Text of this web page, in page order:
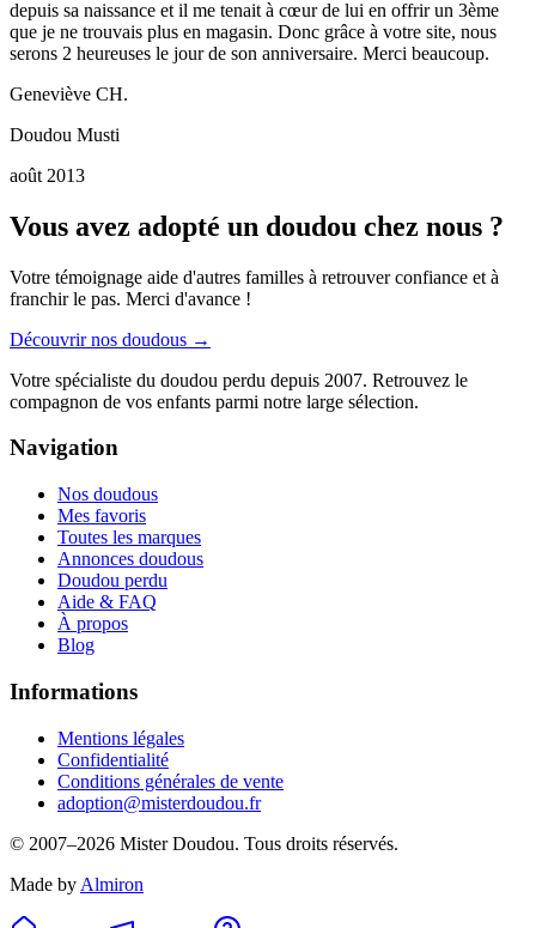
depuis sa naissance et il me tenait à cœur de lui en offrir un 3ème
que je ne trouvais plus en magasin. Donc grâce à votre site, nous
serons 2 heureuses le jour de son anniversaire. Merci beaucoup.
Geneviève CH.
Doudou Musti
août 2013
Vous avez adopté un doudou chez nous ?
Votre témoignage aide d'autres familles à retrouver confiance et à
franchir le pas. Merci d'avance !
Découvrir nos doudous →
Votre spécialiste du doudou perdu depuis 2007. Retrouvez le
compagnon de vos enfants parmi notre large sélection.
Navigation
Nos doudous
Mes favoris
Toutes les marques
Annonces doudous
Doudou perdu
Aide & FAQ
À propos
Blog
Informations
Mentions légales
Confidentialité
Conditions générales de vente
adoption@misterdoudou.fr
© 2007–2026 Mister Doudou. Tous droits réservés.
Made by Almiron